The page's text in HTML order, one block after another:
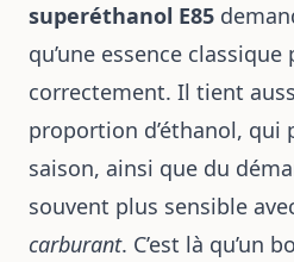
superéthanol E85
qu’une essence
correctement. Il tient
proportion d’éthanol, qui
saison, ainsi que du
souvent plus sensible
carburant. C’est là qu’un